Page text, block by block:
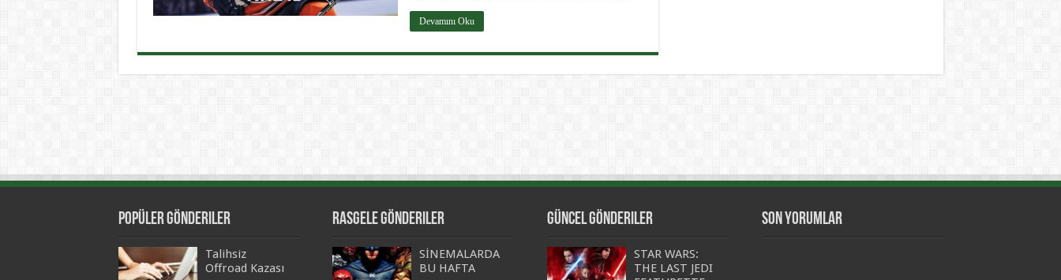
Devamını Oku
Popüler Gönderiler
Talihsiz
Offroad Kazası
Rasgele Gönderiler
SİNEMALARDA
BU HAFTA
Güncel Gönderiler
STAR WARS:
THE LAST JEDI
Son Yorumlar